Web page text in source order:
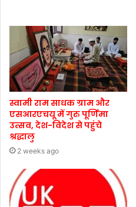
स्वामी राम साधक ग्राम और
एसआरएचयू में गुरु पूर्णिमा
उत्सव, देश-विदेश से पहुंचे
श्रद्धालु
2 weeks ago